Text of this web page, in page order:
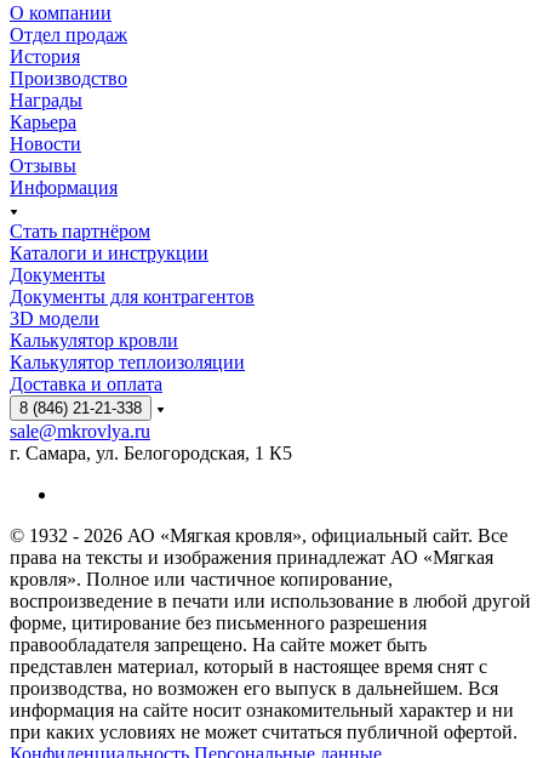
О компании
Отдел продаж
История
Производство
Награды
Карьера
Новости
Отзывы
Информация
Стать партнёром
Каталоги и инструкции
Документы
Документы для контрагентов
3D модели
Калькулятор кровли
Калькулятор теплоизоляции
Доставка и оплата
8 (846) 21-21-338
sale@mkrovlya.ru
г. Самара, ул. Белогородская, 1 К5
© 1932 - 2026 АО «Мягкая кровля», официальный сайт. Все
права на тексты и изображения принадлежат АО «Мягкая
кровля». Полное или частичное копирование,
воспроизведение в печати или использование в любой другой
форме, цитирование без письменного разрешения
правообладателя запрещено. На сайте может быть
представлен материал, который в настоящее время снят с
производства, но возможен его выпуск в дальнейшем. Вся
информация на сайте носит ознакомительный характер и ни
при каких условиях не может считаться публичной офертой.
Конфиденциальность Персональные данные